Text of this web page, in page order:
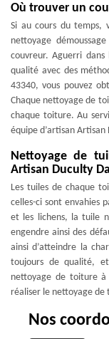
Où trouver un
Si au cours du temps,
nettoyage
couvreur. Aguerri
qualité avec des
43340, vous pouvez
Chaque nettoyage de
chaque toiture. Au
équipe d’artisan
Nettoyage de
Artisan Duculty
Les tuiles de chaque
celles-ci sont envahies
et les lichens, la tuile
engendre ainsi des
ainsi d’atteindre la
toujours de qualité, et
nettoyage de toiture à
réaliser le nettoyage de
Nos